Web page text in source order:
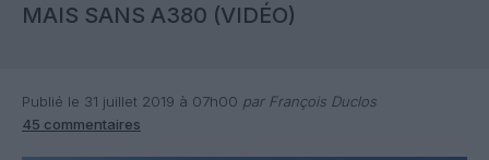
MAIS SANS A380 (VIDÉO)
Publié le 31 juillet 2019 à 07h00 par François Duclos
45 commentaires